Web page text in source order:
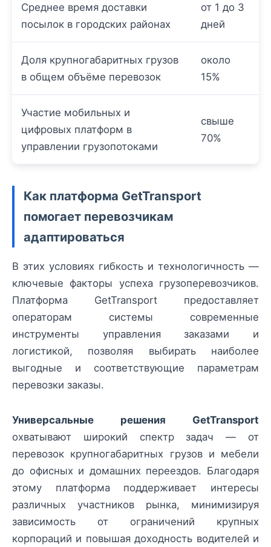
Среднее время доставки
посылок в городских районах
от 1 до 3
дней
Доля крупногабаритных грузов
в общем объёме перевозок
около
15%
Участие мобильных и
цифровых платформ в
управлении грузопотоками
свыше
70%
Как платформа GetTransport
помогает перевозчикам
адаптироваться
В этих условиях гибкость и технологичность —
ключевые факторы успеха грузоперевозчиков.
Платформа GetTransport предоставляет
операторам системы современные
инструменты управления заказами и
логистикой, позволяя выбирать наиболее
выгодные и соответствующие параметрам
перевозки заказы.
Универсальные решения GetTransport
охватывают широкий спектр задач — от
перевозок крупногабаритных грузов и мебели
до офисных и домашних переездов. Благодаря
этому платформа поддерживает интересы
различных участников рынка, минимизируя
зависимость от ограничений крупных
корпораций и повышая доходность водителей и